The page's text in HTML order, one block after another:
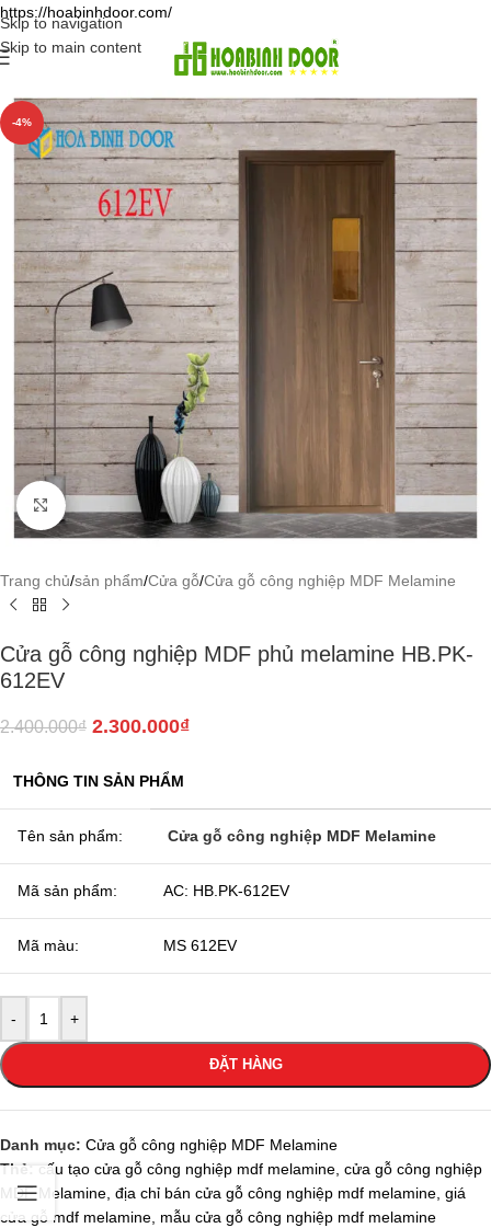
https://hoabinhdoor.com/
Skip to navigation
Skip to main content
-4%
Click to enlarge
Trang chủ/sản phẩm/Cửa gỗ/Cửa gỗ công nghiệp MDF Melamine
Cửa gỗ công nghiệp MDF phủ melamine HB.PK-
612EV
2.400.000₫ 2.300.000₫
THÔNG TIN SẢN PHẨM
Tên sản phẩm: Cửa gỗ công nghiệp MDF Melamine
Mã sản phẩm: AC: HB.PK-612EV
Mã màu: MS 612EV
- +
ĐẶT HÀNG
Danh mục: Cửa gỗ công nghiệp MDF Melamine
Thẻ:
cấu tạo cửa gỗ công nghiệp mdf melamine cửa gỗ công nghiệp
MDF Melamine địa chỉ bán cửa gỗ công nghiệp mdf melamine giá
cửa gỗ mdf melamine mẫu cửa gỗ công nghiệp mdf melamine